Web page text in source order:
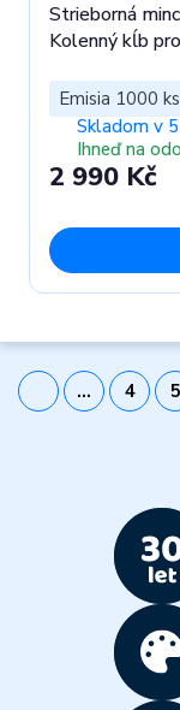
Strieborná
Kolenný kĺb
Emisia 1000 ks
Skladom v
Ihneď na
2 990 Kč
… 4 5